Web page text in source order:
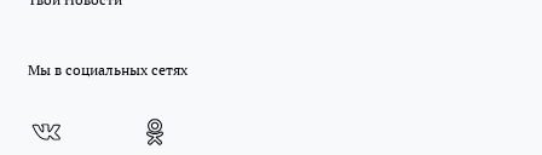
Мы в социальных сетях